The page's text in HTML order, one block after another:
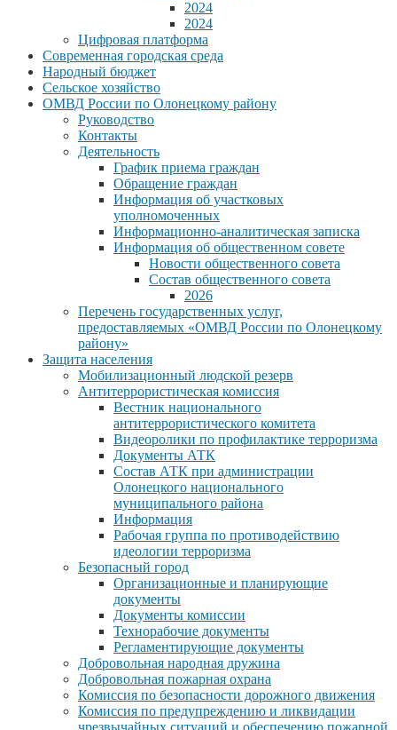
2024
2024
Цифровая платформа
Современная городская среда
Народный бюджет
Сельское хозяйство
ОМВД России по Олонецкому району
Руководство
Контакты
Деятельность
График приема граждан
Обращение граждан
Информация об участковых
уполномоченных
Информационно-аналитическая записка
Информация об общественном совете
Новости общественного совета
Состав общественного совета
2026
Перечень государственных услуг,
предоставляемых «ОМВД России по Олонецкому
району»
Защита населения
Мобилизационный людской резерв
Антитеррористическая комиссия
Вестник национального
антитеррористического комитета
Видеоролики по профилактике терроризма
Документы АТК
Состав АТК при администрации
Олонецкого национального
муниципального района
Информация
Рабочая группа по противодействию
идеологии терроризма
Безопасный город
Организационные и планирующие
документы
Документы комиссии
Технорабочие документы
Регламентирующие документы
Добровольная народная дружина
Добровольная пожарная охрана
Комиссия по безопасности дорожного движения
Комиссия по предупреждению и ликвидации
чрезвычайных ситуаций и обеспечению пожарной